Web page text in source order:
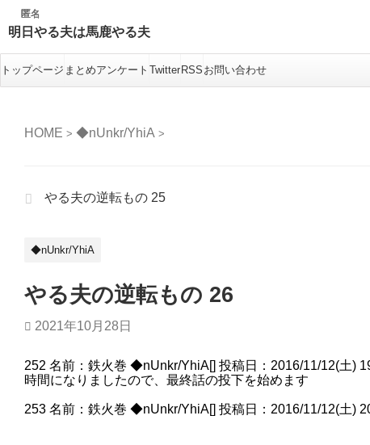
明日やる夫は馬鹿やる夫
トップページ まとめアンケート Twitter RSS お問い合わせ
HOME > ◆nUnkr/YhiA >
やる夫の逆転もの 25
◆nUnkr/YhiA
やる夫の逆転もの 26
2021年10月28日
252 名前：鉄火巻 ◆nUnkr/YhiA[] 投稿日：2016/11/12(土)
時間になりましたので、最終話の投下を始めます
253 名前：鉄火巻 ◆nUnkr/YhiA[] 投稿日：2016/11/12(土)
匿名
匿名
匿名
匿名
匿名